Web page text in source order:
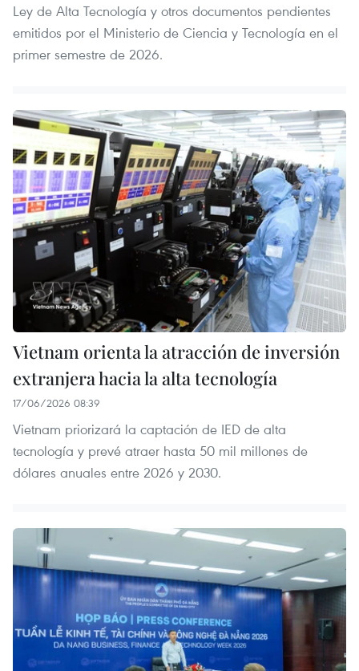
Ley de Alta Tecnología y otros documentos pendientes
emitidos por el Ministerio de Ciencia y Tecnología en el
primer semestre de 2026.
Vietnam orienta la atracción de inversión
extranjera hacia la alta tecnología
17/06/2026 08:39
Vietnam priorizará la captación de IED de alta
tecnología y prevé atraer hasta 50 mil millones de
dólares anuales entre 2026 y 2030.